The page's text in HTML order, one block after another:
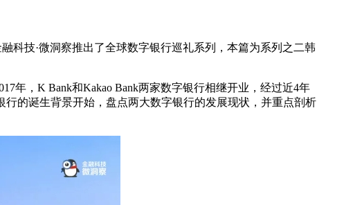
科技·微洞察推出了全球数字银行巡礼系列，本篇为系列之二韩
年，K Bank和Kakao Bank两家数字银行相继开业，经过近4年
的诞生背景开始，盘点两大数字银行的发展现状，并重点剖析